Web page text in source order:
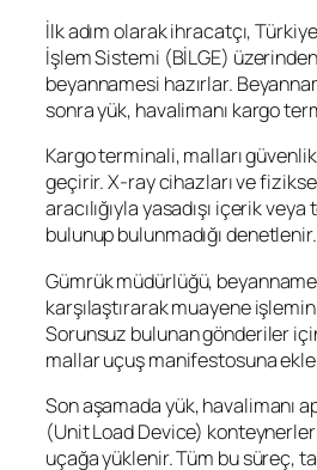
İlk adım olarak ihracatçı,
İşlem Sistemi (BİLGE) üzerinden
beyannamesi hazırlar.
sonra yük, havalimanı kargo
Kargo terminali, malları
geçirir. X-ray cihazları ve
aracılığıyla yasadışı içerik
bulunup bulunmadığı denetlenir.
Gümrük müdürlüğü,
karşılaştırarak muayene
Sorunsuz bulunan gönderiler
mallar uçuş manifestosuna
Son aşamada yük, havalimanı
(Unit Load Device)
uçağa yüklenir. Tüm bu süreç,